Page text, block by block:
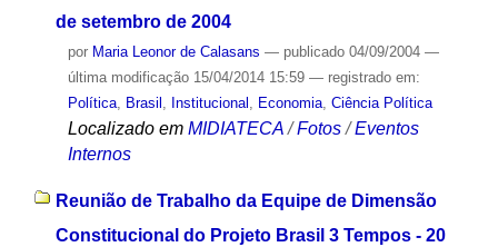
de setembro de 2004
por Maria Leonor de Calasans — publicado04/09/2004 —
última modificação15/04/2014 15:59 — registrado em:
Política, Brasil Institucional Economia, Ciência Política
Localizado em MIDIATECA /Fotos /Eventos
Internos
Reunião de Trabalho da Equipe de Dimensão
Constitucional do Projeto Brasil 3 Tempos - 20